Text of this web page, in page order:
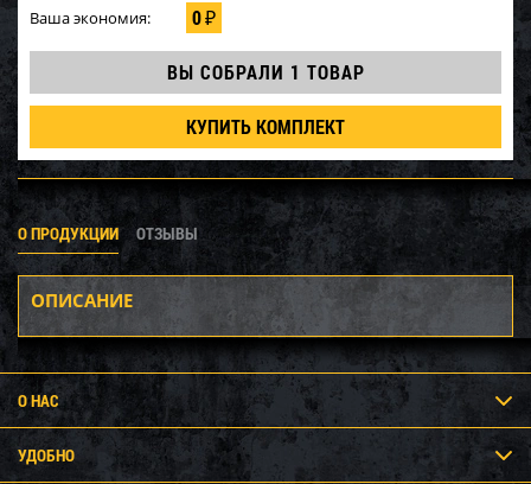
Ваша экономия: 0₽
ВЫ СОБРАЛИ 1 ТОВАР
КУПИТЬ КОМПЛЕКТ
О ПРОДУКЦИИ ОТЗЫВЫ
ОПИСАНИЕ
О НАС
УДОБНО